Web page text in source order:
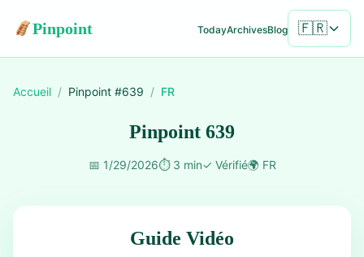
Pinpoint TodayArchivesBlog 🇫🇷
Accueil / Pinpoint #639 / FR
Pinpoint 639
📅 1/29/2026⏱️ 3 min✓ Vérifié🌍 FR
Guide Vidéo